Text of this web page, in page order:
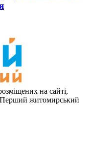
на сайті,
Перший житомирський